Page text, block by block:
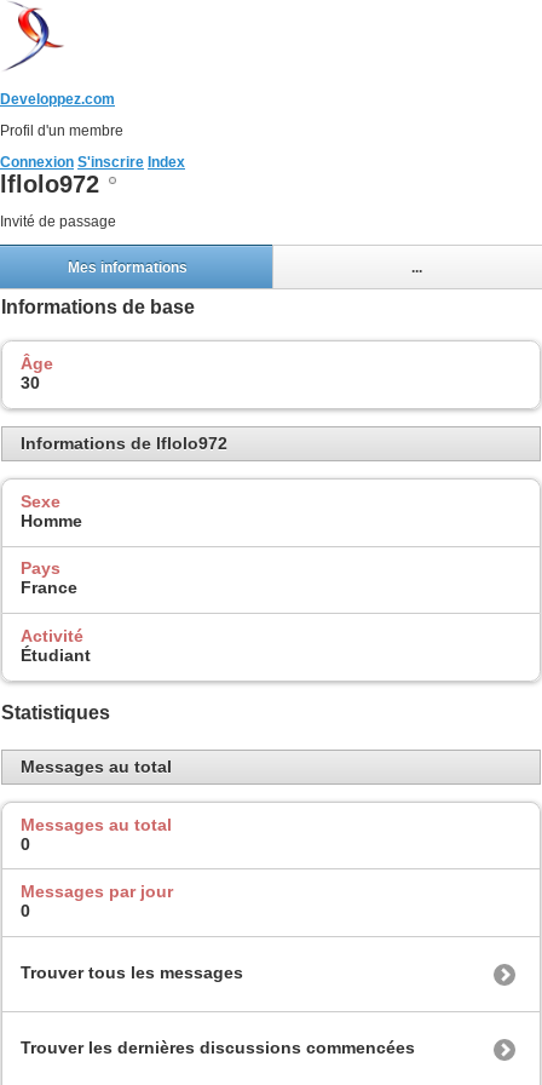
Developpez.com
Profil d'un membre
Connexion S'inscrire Index
lflolo972
Invité de passage
Mes informations ...
Informations de base
Âge
30
Informations de lflolo972
Sexe
Homme
Pays
France
Activité
Étudiant
Statistiques
Messages au total
Messages au total
0
Messages par jour
0
Trouver tous les messages
Trouver les dernières discussions commencées